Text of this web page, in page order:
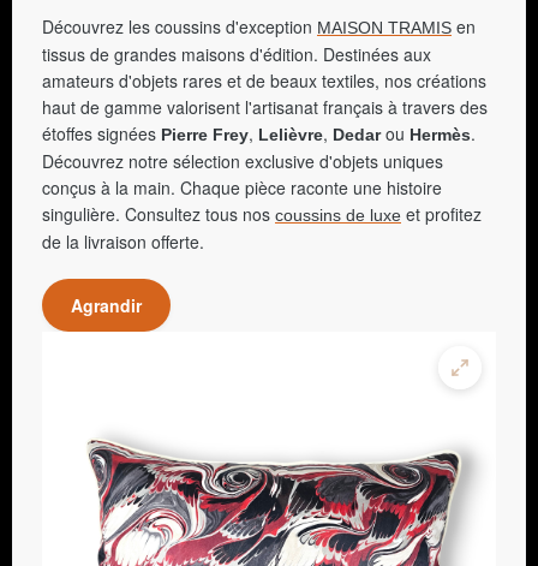
Découvrez les coussins d'exception MAISON TRAMIS en
tissus de grandes maisons d'édition. Destinées aux
amateurs d'objets rares et de beaux textiles, nos créations
haut de gamme valorisent l'artisanat français à travers des
étoffes signées Pierre Frey, Lelièvre, Dedarou Hermès.
Découvrez notre sélection exclusive d'objets uniques
conçus à la main. Chaque pièce raconte une histoire
singulière. Consultez tous nos coussins de luxe et profitez
de la livraison offerte.
Agrandir